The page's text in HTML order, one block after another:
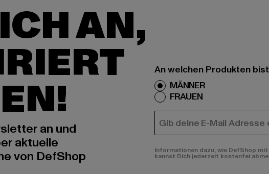
AN,
an und
aktuelle
von DefShop
An welchen Produkten
MÄNNER
FRAUEN
E-MAIL
Informationen dazu, wie DefShop
kannst Dich jederzeit kostenfei